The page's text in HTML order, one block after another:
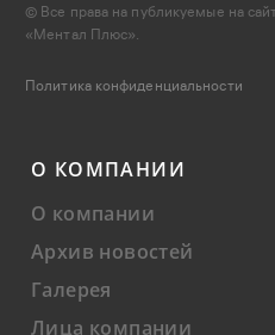
© Все права на публикуемые на
«Ментал Плюс».
Политика конфиденциальности
О КОМПАНИИ
О компании
Архив новостей
Галерея
Лица компании